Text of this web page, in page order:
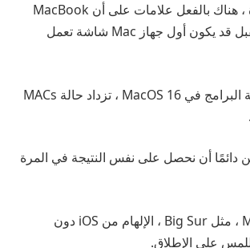
على جانب الأجهزة ، هناك بالفعل علامات على أن MacBook
Pro في العام المقبل قد يكون أول جهاز Mac شاشة تعمل
مع ظهور بعض أدلة البرامج في MacOS 16 ، تزداد حالة MACs
دائمًا أن نحصل على نفس النتيجة في المرة
يمكن لـ MacOS 16 ، مثل Big Sur ، الإلهام من iOS دون
على الإطلاق.